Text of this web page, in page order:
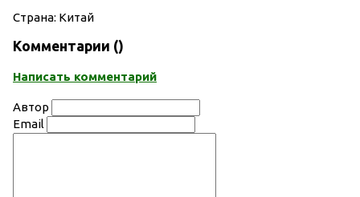
Страна: Китай
Комментарии ()
Написать комментарий
Автор
Email